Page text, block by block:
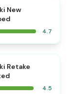
New
4.7
Retake
4.5